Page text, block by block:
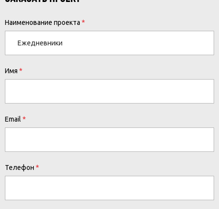
Наименование проекта
Имя
Email
Телефон